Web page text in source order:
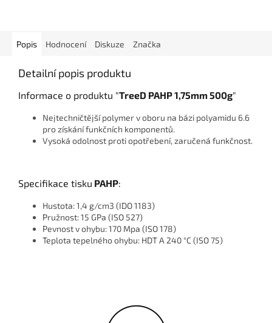
Popis Hodnocení Diskuze Značka
Detailní popis produktu
Informace o produktu "TreeD PAHP 1,75mm 500g"
Nejtechničtější polymer v oboru na bázi polyamidu 6.6
pro získání funkčních komponentů.
Vysoká odolnost proti opotřebení, zaručená funkčnost.
Specifikace tisku PAHP:
Hustota: 1,4 g/cm3 (IDO 1183)
Pružnost: 15 GPa (ISO 527)
Pevnost v ohybu: 170 Mpa (ISO 178)
Teplota tepelného ohybu: HDT A 240 °C (ISO 75)